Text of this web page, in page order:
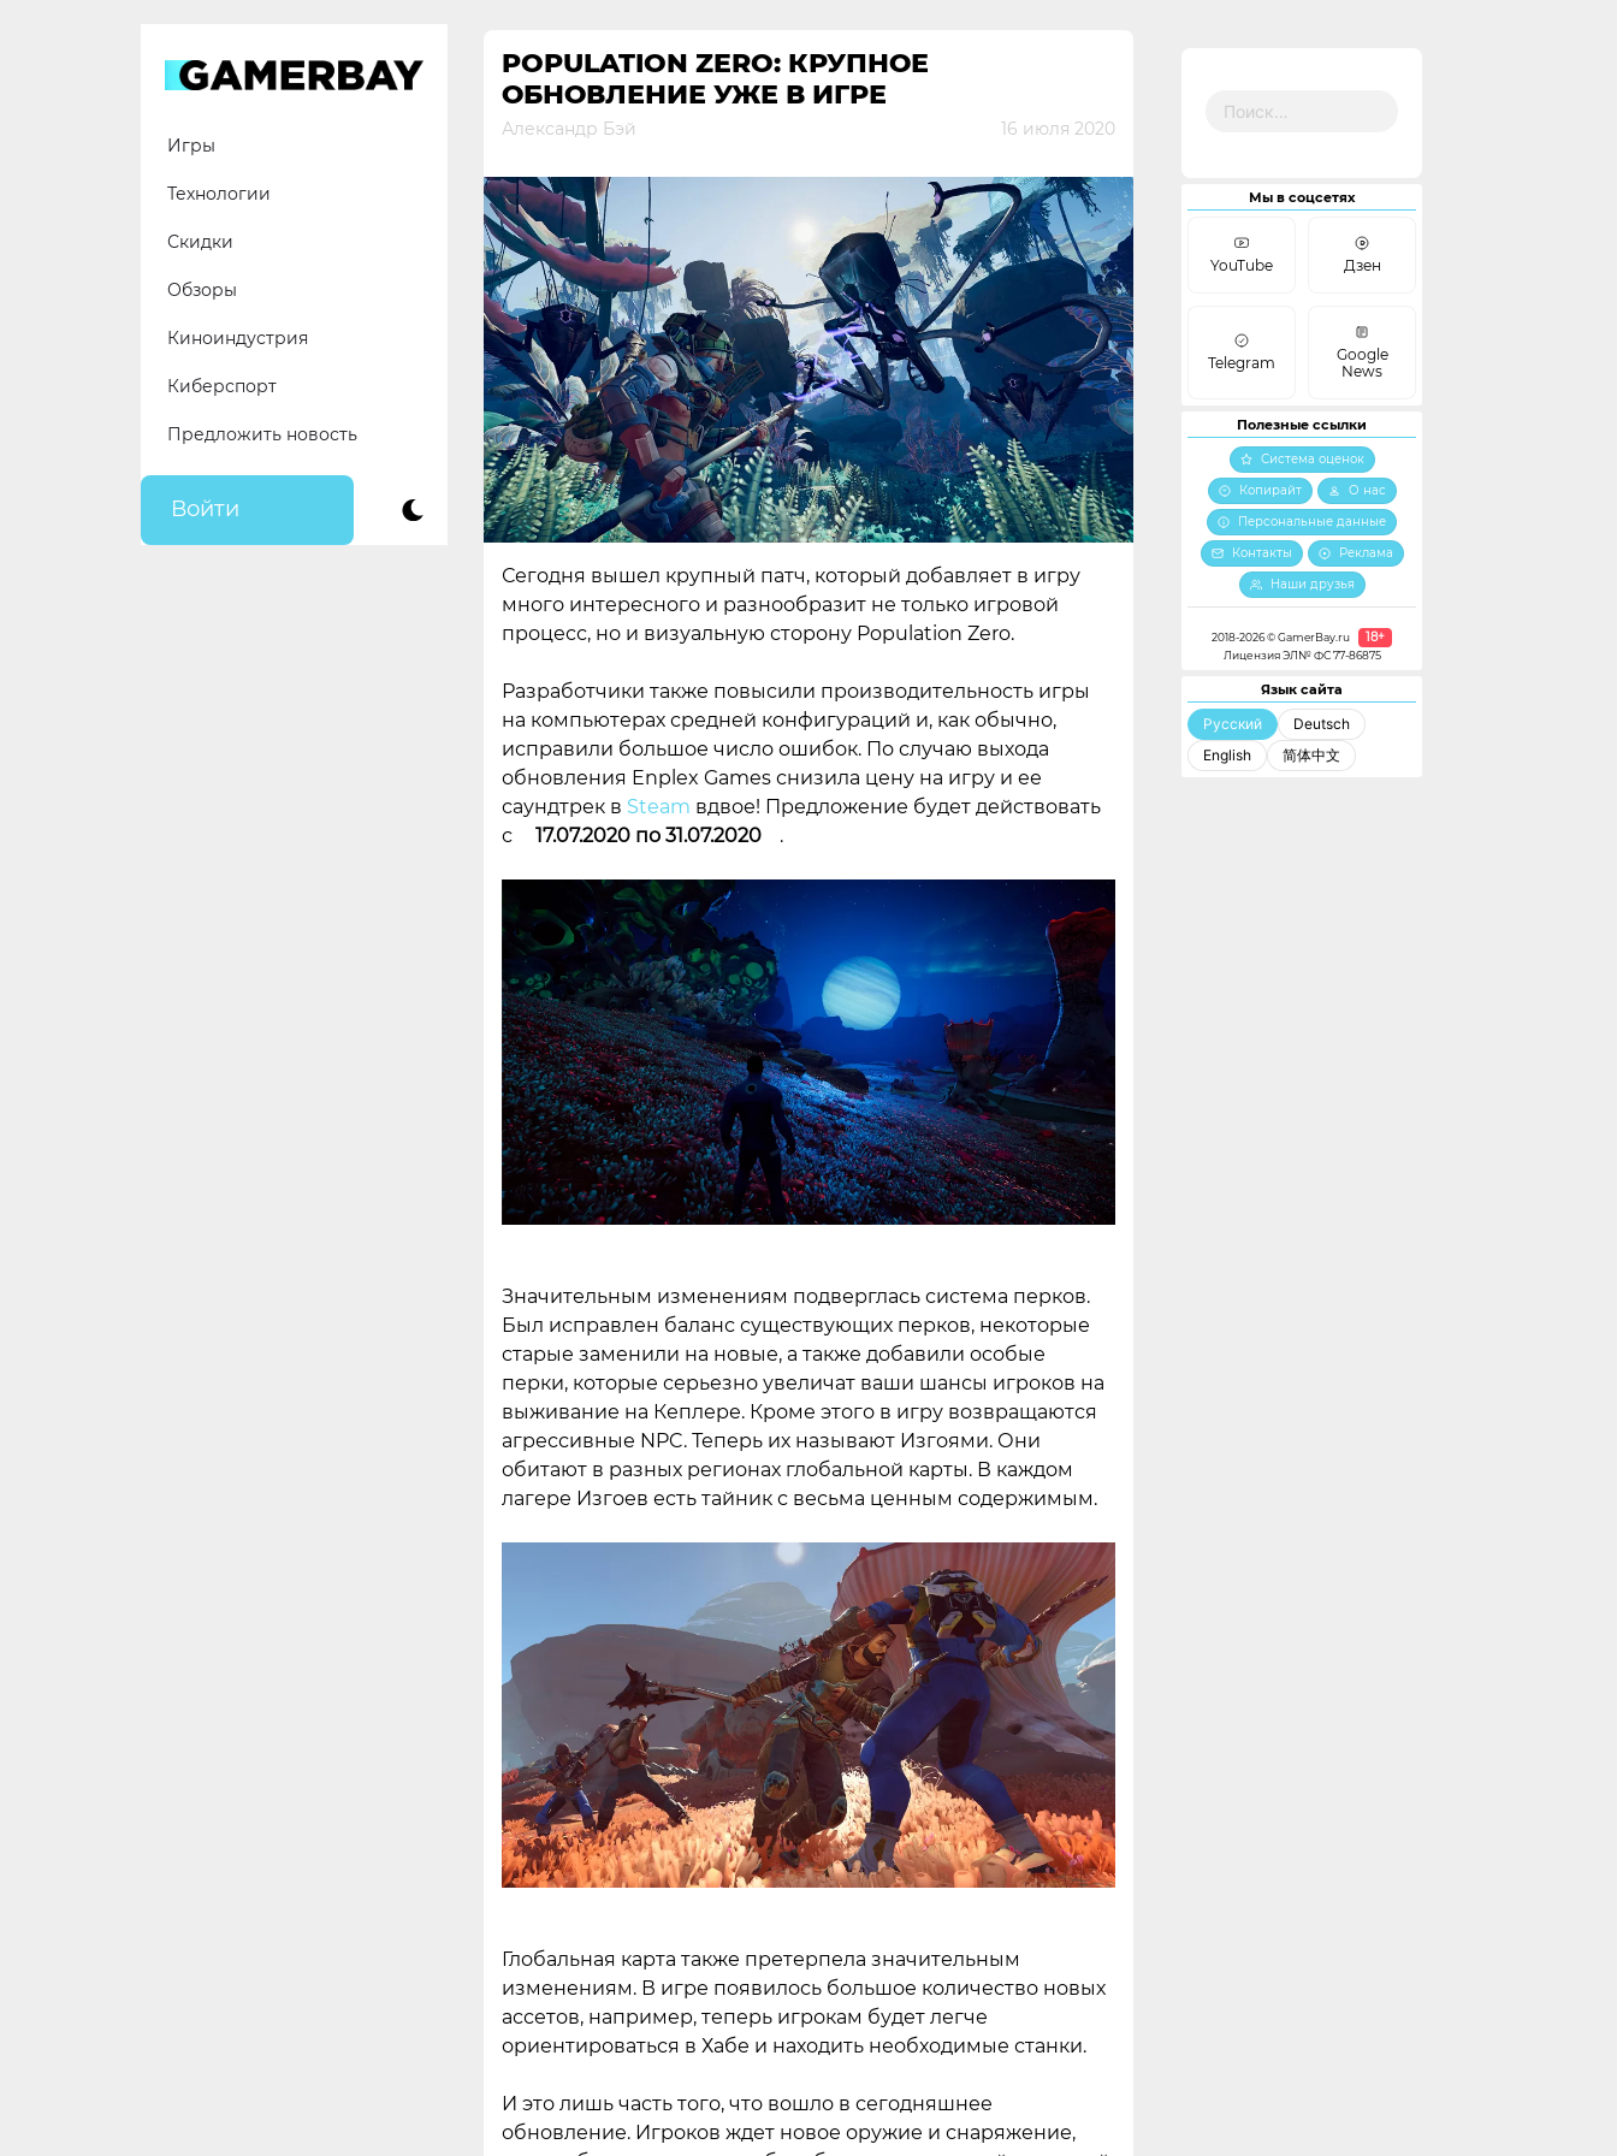
Игры
Технологии
Скидки
Обзоры
Киноиндустрия
Киберспорт
Предложить новость
Войти
POPULATION ZERO: КРУПНОЕ
ОБНОВЛЕНИЕ УЖЕ В ИГРЕ
Александр Бэй 16 июля 2020
Сегодня вышел крупный патч, который добавляет в игру
много интересного и разнообразит не только игровой
процесс, но и визуальную сторону Population Zero.
Разработчики также повысили производительность игры
на компьютерах средней конфигураций и, как обычно,
исправили большое число ошибок. По случаю выхода
обновления Enplex Games снизила цену на игру и ее
саундтрек в Steam вдвое! Предложение будет действовать
с
17.07.2020 по 31.07.2020 .
Значительным изменениям подверглась система перков.
Был исправлен баланс существующих перков, некоторые
старые заменили на новые, а также добавили особые
перки, которые серьезно увеличат ваши шансы игроков на
выживание на Кеплере. Кроме этого в игру возвращаются
агрессивные NPC. Теперь их называют Изгоями. Они
обитают в разных регионах глобальной карты. В каждом
лагере Изгоев есть тайник с весьма ценным содержимым.
Глобальная карта также претерпела значительным
изменениям. В игре появилось большое количество новых
ассетов, например, теперь игрокам будет легче
ориентироваться в Хабе и находить необходимые станки.
И это лишь часть того, что вошло в сегодняшнее
обновление. Игроков ждет новое оружие и снаряжение,
Мы в соцсетях
YouTube Дзен
Telegram
Google
News
Полезные ссылки
Система оценок
Копирайт
О нас
Персональные данные
Контакты
Реклама
Наши друзья
2018-2026 © GamerBay.ru 18+
Лицензия ЭЛ№ ФС 77-86875
Язык сайта
Русский
Deutsch
English
简体中文